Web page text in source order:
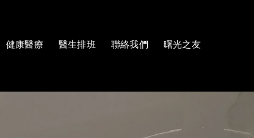
健康醫療 醫生排班 聯絡我們 曙光之友